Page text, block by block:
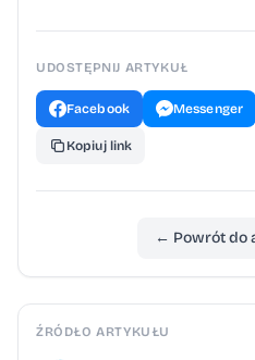
UDOSTĘPNIJ ARTYKUŁ
Facebook Messenger
Kopiuj link
← Powrót do
ŹRÓDŁO ARTYKUŁU